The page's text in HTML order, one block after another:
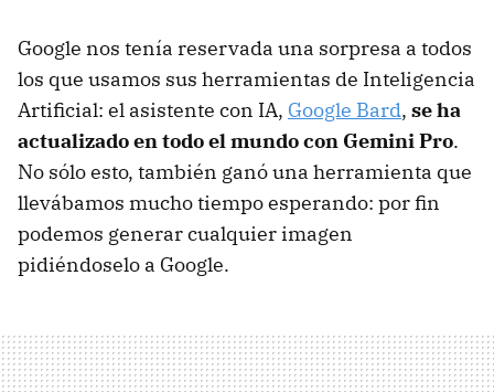
Google nos tenía reservada una sorpresa a todos
los que usamos sus herramientas de Inteligencia
Artificial: el asistente con IA, Google Bard, se ha
actualizado en todo el mundo con Gemini Pro.
No sólo esto, también ganó una herramienta que
llevábamos mucho tiempo esperando: por fin
podemos generar cualquier imagen
pidiéndoselo a Google.